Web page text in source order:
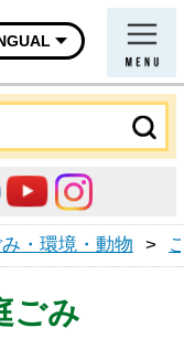
み・環境・動物 >
ごみ